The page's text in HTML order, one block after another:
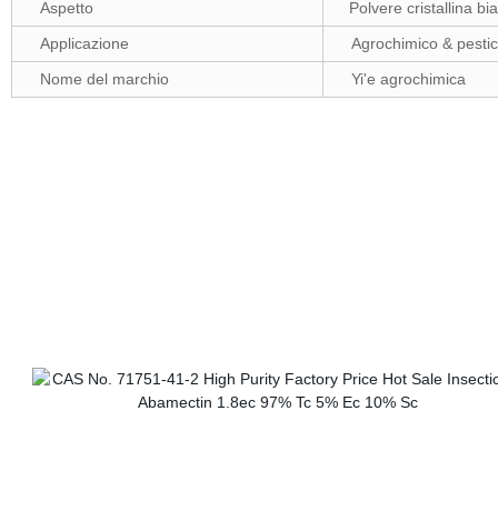
Aspetto
Polvere cristallina
Applicazione
Agrochimico &
Nome del marchio
Yi'e agrochimica